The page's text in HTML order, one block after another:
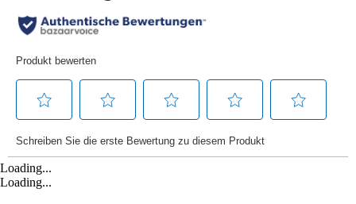
Loading...
Loading...